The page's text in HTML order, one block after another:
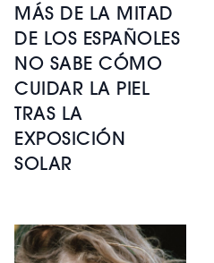
MÁS DE LA MITAD
DE LOS ESPAÑOLES
NO SABE CÓMO
CUIDAR LA PIEL
TRAS LA
EXPOSICIÓN
SOLAR